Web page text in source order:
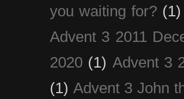
you waiting for? (1)
Advent 3 2011
2020 (1) Advent 3
(1) Advent 3 John